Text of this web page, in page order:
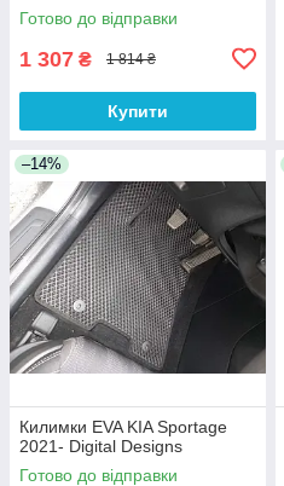
Готово до відправки
1 307 ₴ 1 814 ₴
Купити
–14%
Килимки EVA KIA Sportage
2021- Digital Designs
Готово до відправки